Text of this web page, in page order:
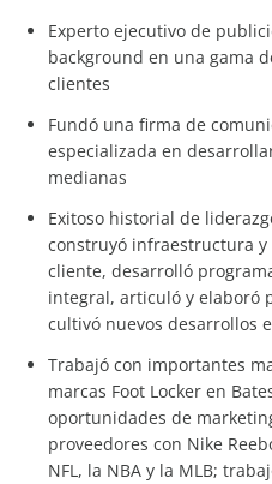
Experto ejecutivo de
background en una gama
clientes
Fundó una firma de
especializada en
medianas
Exitoso historial de
construyó infraestructura y
cliente, desarrolló
integral, articuló y elaboró
cultivó nuevos desarrollos
Trabajó con importantes
marcas Foot Locker en
oportunidades de
proveedores con Nike
NFL, la NBA y la MLB;